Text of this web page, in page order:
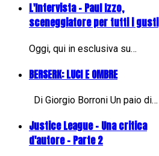
L'Intervista - Paul Izzo,
sceneggiatore per tutti i gusti
Oggi, qui in esclusiva su…
BERSERK: LUCI E OMBRE
Di Giorgio Borroni Un paio di…
Justice League - Una critica
d'autore - Parte 2